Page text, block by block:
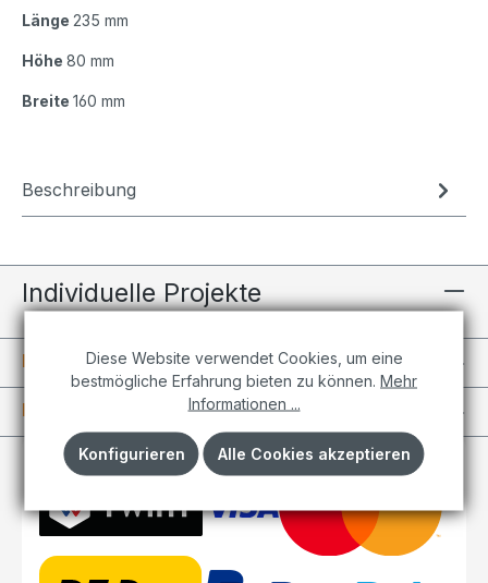
Länge 235 mm
Höhe 80 mm
Breite 160 mm
Beschreibung
Individuelle Projekte
Informationen
Kundenkonto
Diese Website verwendet Cookies, um eine
bestmögliche Erfahrung bieten zu können. Mehr
Informationen ...
Konfigurieren Alle Cookies akzeptieren